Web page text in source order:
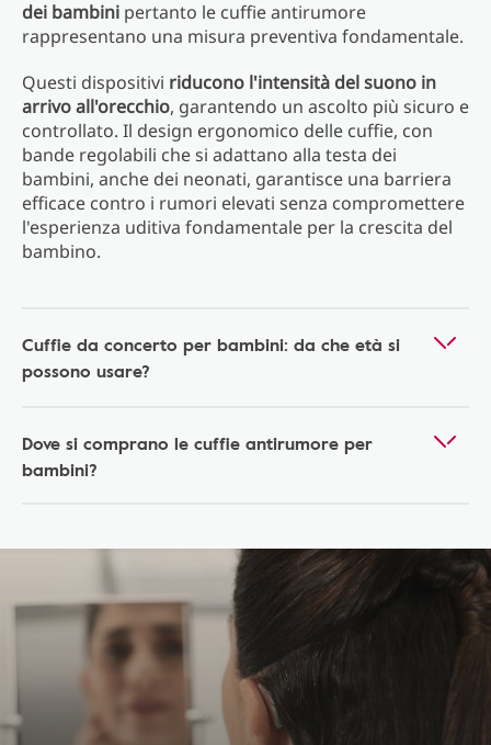
dei bambini pertanto le cuffie antirumore
rappresentano una misura preventiva fondamentale.
Questi dispositivi riducono l'intensità del suono in
arrivo all'orecchio, garantendo un ascolto più sicuro e
controllato. Il design ergonomico delle cuffie, con
bande regolabili che si adattano alla testa dei
bambini, anche dei neonati, garantisce una barriera
efficace contro i rumori elevati senza compromettere
l'esperienza uditiva fondamentale per la crescita del
bambino.
Cuffie da concerto per bambini: da che età si
possono usare?
Dove si comprano le cuffie antirumore per
bambini?